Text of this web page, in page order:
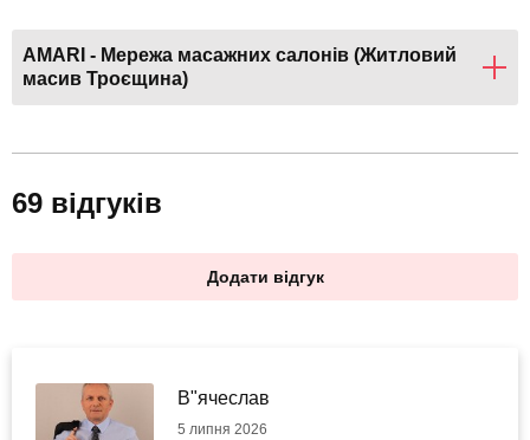
AMARI - Мережа масажних салонів (Житловий
масив Троєщина)
69 відгуків
Додати відгук
В"ячеслав
5 липня 2026